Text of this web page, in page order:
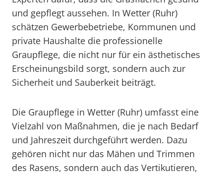
und gepflegt aussehen. In Wetter (Ruhr)
schätzen Gewerbebetriebe, Kommunen und
private Haushalte die professionelle
Graupflege, die nicht nur für ein ästhetisches
Erscheinungsbild sorgt, sondern auch zur
Sicherheit und Sauberkeit beiträgt.
Die Graupflege in Wetter (Ruhr) umfasst eine
Vielzahl von Maßnahmen, die je nach Bedarf
und Jahreszeit durchgeführt werden. Dazu
gehören nicht nur das Mähen und Trimmen
des Rasens, sondern auch das Vertikutieren,